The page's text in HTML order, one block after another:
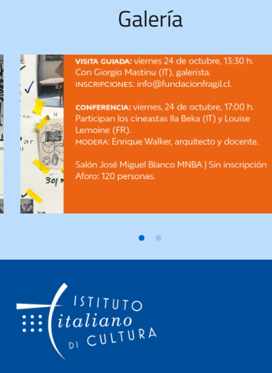
Galería